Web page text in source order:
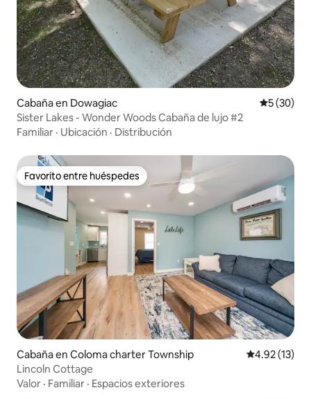
Cabaña en Dowagiac
5 (30)
Sister Lakes - Wonder Woods Cabaña de lujo #2
Familiar · Ubicación · Distribución
Favorito entre huéspedes
Favorito entre huéspedes
Cabaña en Coloma charter Township Calificación
4.92 (13)
Lincoln Cottage
Valor · Familiar · Espacios exteriores